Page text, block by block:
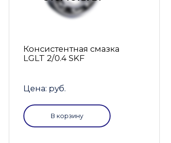
Консистентная смазка
LGLT 2/0.4 SKF
Цена: руб.
В корзину